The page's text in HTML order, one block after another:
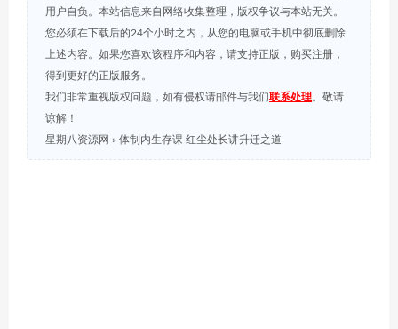
用户自负。本站信息来自网络收集整理，版权争议与本站无关。
您必须在下载后的24个小时之内，从您的电脑或手机中彻底删除
上述内容。如果您喜欢该程序和内容，请支持正版，购买注册，
得到更好的正版服务。
我们非常重视版权问题，如有侵权请邮件与我们联系处理。敬请
谅解！
星期八资源网 » 体制内生存课 红尘处长讲升迁之道